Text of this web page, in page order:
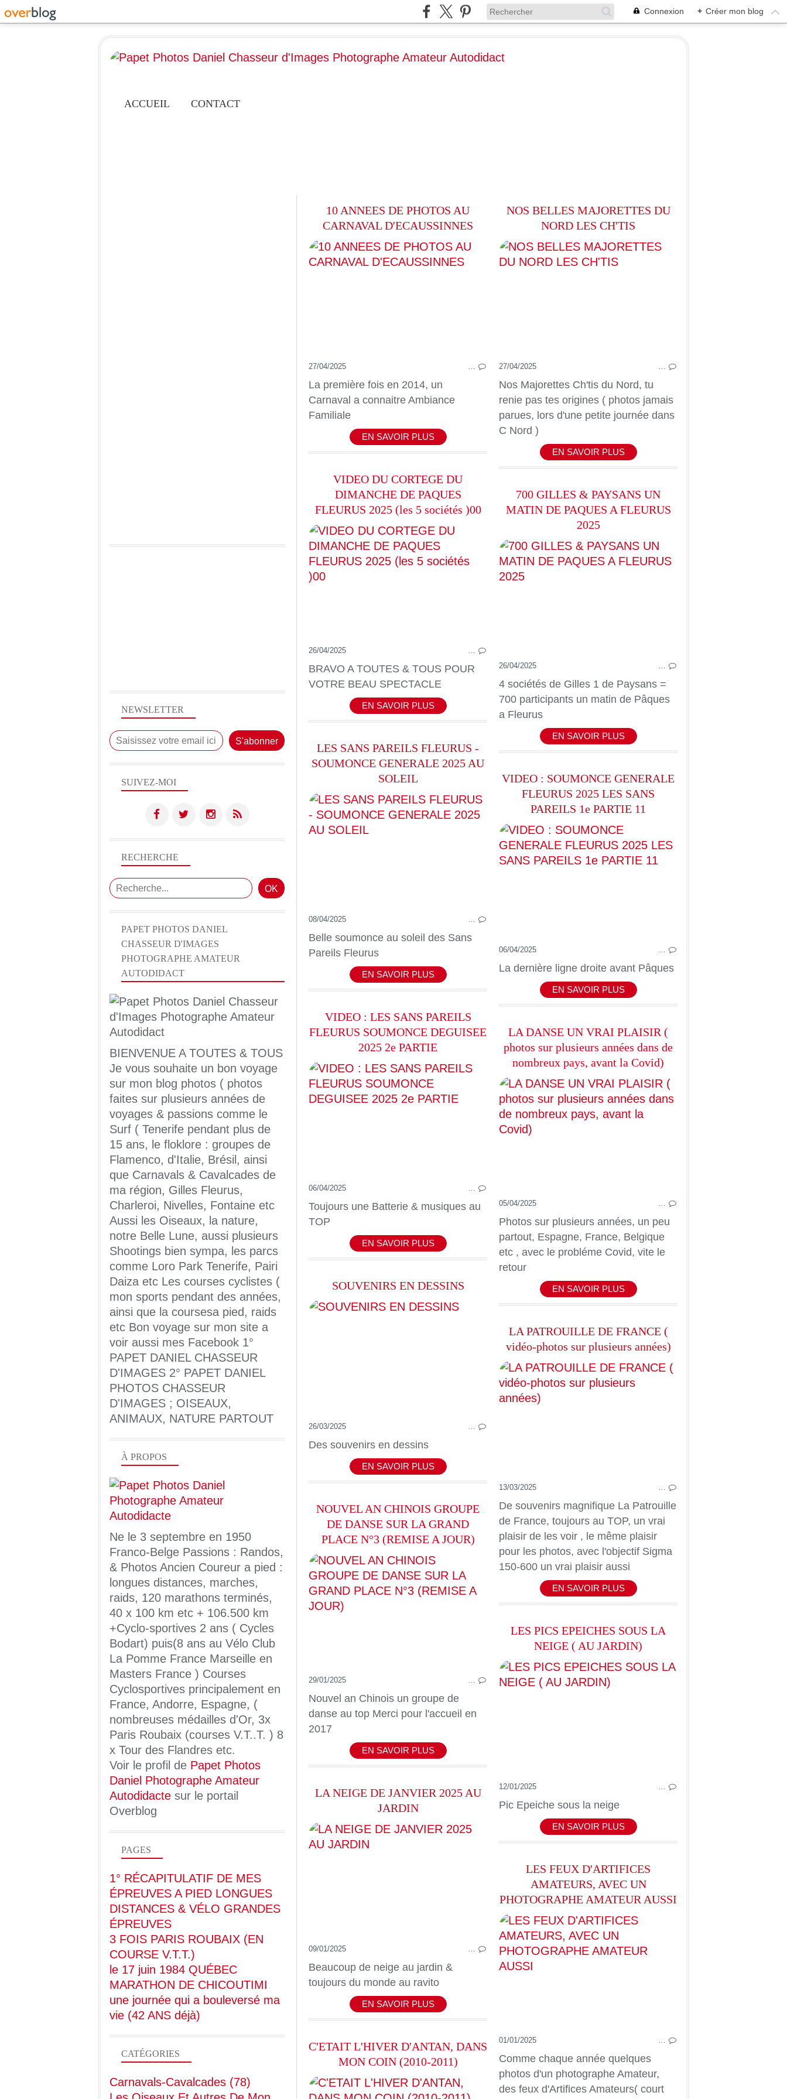
Connexion + Créer mon blog
ACCUEIL CONTACT
10 ANNEES DE PHOTOS AU
CARNAVAL D'ECAUSSINNES
CARNAVALS-CAVALCADES
27/04/2025 …
La première fois en 2014, un
Carnaval a connaitre Ambiance
Familiale
EN SAVOIR PLUS
NOS BELLES MAJORETTES DU
NORD LES CH'TIS
27/04/2025 …
Nos Majorettes Ch'tis du Nord, tu
renie pas tes origines ( photos jamais
parues, lors d'une petite journée dans
C Nord )
EN SAVOIR PLUS
VIDEO DU CORTEGE DU
DIMANCHE DE PAQUES
FLEURUS 2025 (les 5 sociétés )00
26/04/2025 …
BRAVO A TOUTES & TOUS POUR
VOTRE BEAU SPECTACLE
EN SAVOIR PLUS
700 GILLES & PAYSANS UN
MATIN DE PAQUES A FLEURUS
2025
26/04/2025 …
4 sociétés de Gilles 1 de Paysans =
700 participants un matin de Pâques
a Fleurus
EN SAVOIR PLUS
LES SANS PAREILS FLEURUS -
SOUMONCE GENERALE 2025 AU
SOLEIL
CARNAVALS-CAVALCADES
08/04/2025 …
Belle soumonce au soleil des Sans
Pareils Fleurus
EN SAVOIR PLUS
VIDEO : SOUMONCE GENERALE
FLEURUS 2025 LES SANS
PAREILS 1e PARTIE 11
06/04/2025 …
La dernière ligne droite avant Pâques
EN SAVOIR PLUS
VIDEO : LES SANS PAREILS
FLEURUS SOUMONCE DEGUISEE
2025 2e PARTIE
06/04/2025 …
Toujours une Batterie & musiques au
TOP
EN SAVOIR PLUS
LA DANSE UN VRAI PLAISIR (
photos sur plusieurs années dans de
nombreux pays, avant la Covid)
05/04/2025 …
Photos sur plusieurs années, un peu
partout, Espagne, France, Belgique
etc , avec le probléme Covid, vite le
retour
EN SAVOIR PLUS
SOUVENIRS EN DESSINS
26/03/2025 …
Des souvenirs en dessins
EN SAVOIR PLUS
LA PATROUILLE DE FRANCE (
vidéo-photos sur plusieurs années)
13/03/2025 …
De souvenirs magnifique La Patrouille
de France, toujours au TOP, un vrai
plaisir de les voir , le même plaisir
pour les photos, avec l'objectif Sigma
150-600 un vrai plaisir aussi
EN SAVOIR PLUS
NOUVEL AN CHINOIS GROUPE
DE DANSE SUR LA GRAND
PLACE N°3 (REMISE A JOUR)
DANSES & FOLKLORES
29/01/2025 …
Nouvel an Chinois un groupe de
danse au top Merci pour l'accueil en
2017
EN SAVOIR PLUS
LES PICS EPEICHES SOUS LA
NEIGE ( AU JARDIN)
12/01/2025 …
Pic Epeiche sous la neige
EN SAVOIR PLUS
LA NEIGE DE JANVIER 2025 AU
JARDIN
09/01/2025 …
Beaucoup de neige au jardin &
toujours du monde au ravito
EN SAVOIR PLUS
LES FEUX D'ARTIFICES
AMATEURS, AVEC UN
PHOTOGRAPHE AMATEUR AUSSI
01/01/2025 …
Comme chaque année quelques
photos d'un photographe Amateur,
des feux d'Artifices Amateurs( court
C'ETAIT L'HIVER D'ANTAN, DANS
MON COIN (2010-2011)
NOTRE BON VIEUX TEMPS
NEWSLETTER
SUIVEZ-MOI
RECHERCHE
PAPET PHOTOS DANIEL
CHASSEUR D'IMAGES
PHOTOGRAPHE AMATEUR
AUTODIDACT
BIENVENUE A TOUTES & TOUS
Je vous souhaite un bon voyage
sur mon blog photos ( photos
faites sur plusieurs années de
voyages & passions comme le
Surf ( Tenerife pendant plus de
15 ans, le floklore : groupes de
Flamenco, d'Italie, Brésil, ainsi
que Carnavals & Cavalcades de
ma région, Gilles Fleurus,
Charleroi, Nivelles, Fontaine etc
Aussi les Oiseaux, la nature,
notre Belle Lune, aussi plusieurs
Shootings bien sympa, les parcs
comme Loro Park Tenerife, Pairi
Daiza etc Les courses cyclistes (
mon sports pendant des années,
ainsi que la coursesa pied, raids
etc Bon voyage sur mon site a
voir aussi mes Facebook 1°
PAPET DANIEL CHASSEUR
D'IMAGES 2° PAPET DANIEL
PHOTOS CHASSEUR
D'IMAGES ; OISEAUX,
ANIMAUX, NATURE PARTOUT
À PROPOS
Ne le 3 septembre en 1950
Franco-Belge Passions : Randos,
& Photos Ancien Coureur a pied :
longues distances, marches,
raids, 120 marathons terminés,
40 x 100 km etc + 106.500 km
+Cyclo-sportives 2 ans ( Cycles
Bodart) puis(8 ans au Vélo Club
La Pomme France Marseille en
Masters France ) Courses
Cyclosportives principalement en
France, Andorre, Espagne, (
nombreuses médailles d'Or, 3x
Paris Roubaix (courses V.T..T. ) 8
x Tour des Flandres etc.
Voir le profil de Papet Photos
Daniel Photographe Amateur
Autodidacte sur le portail
Overblog
PAGES
1° RÉCAPITULATIF DE MES
ÉPREUVES A PIED LONGUES
DISTANCES & VÉLO GRANDES
ÉPREUVES
3 FOIS PARIS ROUBAIX (EN
COURSE V.T.T.)
le 17 juin 1984 QUÉBEC
MARATHON DE CHICOUTIMI
une journée qui a bouleversé ma
vie (42 ANS déjà)
CATÉGORIES
Carnavals-Cavalcades (78)